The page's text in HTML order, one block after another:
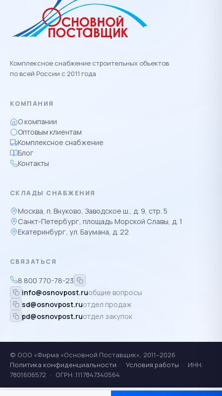
Комплексное снабжение строительных объектов
по всей России с 2011 года
КОМПАНИЯ
О компании
Оптовым клиентам
Комплексное снабжение
Блог
Контакты
СКЛАДЫ СНАБЖЕНИЯ
Москва, п. Внуково, Заводское ш., д. 9, стр. 5
Санкт-Петербург, площадь Морской Славы, д. 1
Екатеринбург, ул. Баумана, д. 22
СВЯЗАТЬСЯ
8 800 770-78-23
info@osnovpost.ruобщие вопросы
sd@osnovpost.ruотдел продаж
pd@osnovpost.ruотдел закупок
© ООО «Фирма «Основной Поставщик», 2011–2026
Политика конфиденциальности · Условия работы · ИНН:
7801606572 · ОГРН: 1117847340564